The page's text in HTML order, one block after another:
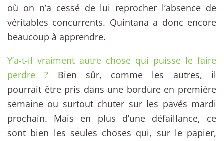
où on n’a cessé de lui reprocher l’absence de
véritables concurrents. Quintana a donc encore
beaucoup à apprendre.
Y’a-t-il vraiment autre chose qui puisse le faire
perdre ? Bien sûr, comme les autres, il
pourrait être pris dans une bordure en première
semaine ou surtout chuter sur les pavés mardi
prochain. Mais en plus d’une défaillance, ce
sont bien les seules choses qui, sur le papier,